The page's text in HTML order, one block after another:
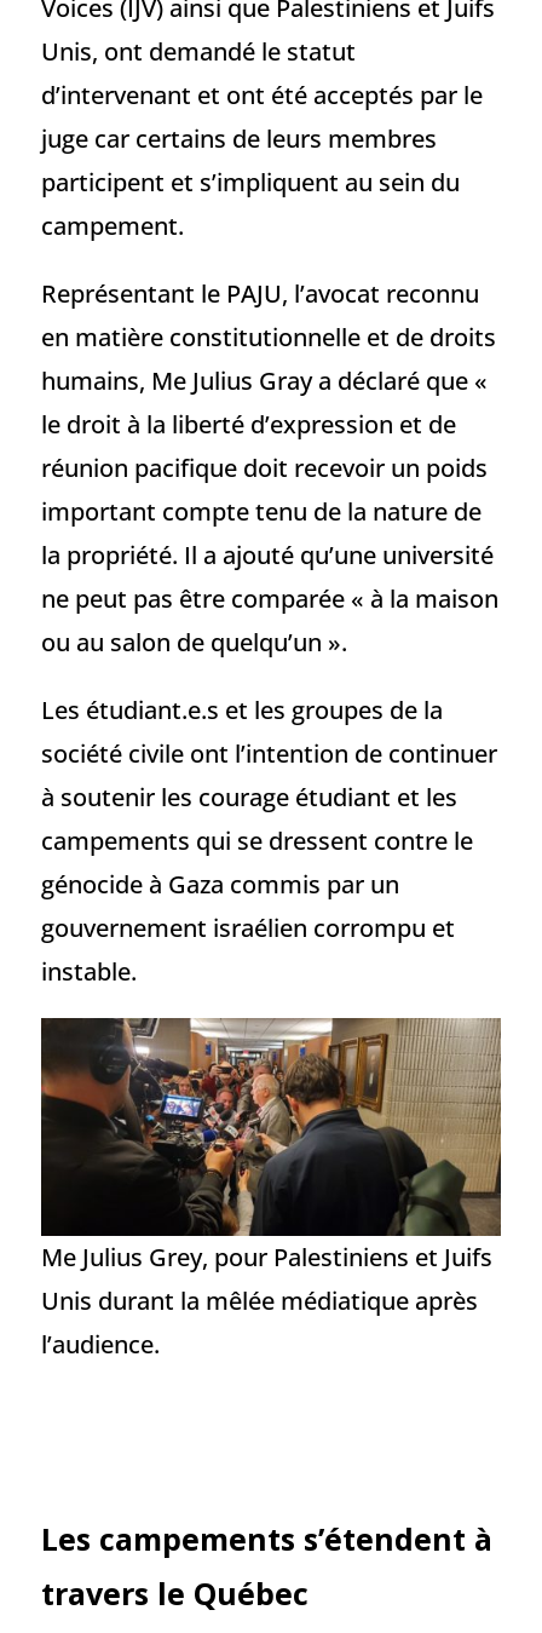
Voices (IJV) ainsi que Palestiniens et Juifs
Unis, ont demandé le statut
d’intervenant et ont été acceptés par le
juge car certains de leurs membres
participent et s’impliquent au sein du
campement.
Représentant le PAJU, l’avocat reconnu
en matière constitutionnelle et de droits
humains, Me Julius Gray a déclaré que «
le droit à la liberté d’expression et de
réunion pacifique doit recevoir un poids
important compte tenu de la nature de
la propriété. Il a ajouté qu’une université
ne peut pas être comparée « à la maison
ou au salon de quelqu’un ».
Les étudiant.e.s et les groupes de la
société civile ont l’intention de continuer
à soutenir les courage étudiant et les
campements qui se dressent contre le
génocide à Gaza commis par un
gouvernement israélien corrompu et
instable.
Me Julius Grey, pour Palestiniens et Juifs
Unis durant la mêlée médiatique après
l’audience.
Les campements s’étendent à
travers le Québec